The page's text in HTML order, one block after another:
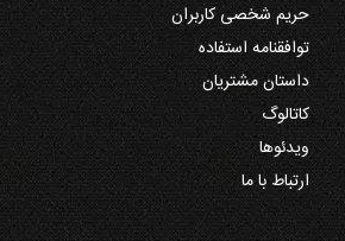
حریم شخصی کاربران
توافقنامه استفاده
داستان مشتریان
کاتالوگ
ویدئوها
ارتباط با ما